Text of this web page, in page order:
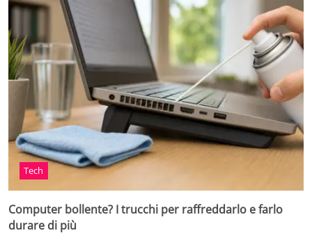
Tech
Computer bollente? I trucchi per raffreddarlo e farlo
durare di più